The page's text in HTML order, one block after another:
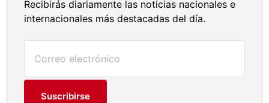
Recibirás diariamente las noticias nacionales e
internacionales más destacadas del día.
Suscribirse